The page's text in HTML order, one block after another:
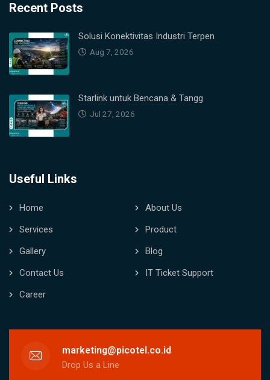
Recent Posts
Solusi Konektivitas Industri Terpen
Aug 7, 2026
Starlink untuk Bencana & Tangg
Jul 27, 2026
Useful Links
Home
About Us
Services
Product
Gallery
Blog
Contact Us
IT Ticket Support
Career
marketing@picotel.co.id
Drop Us a Line